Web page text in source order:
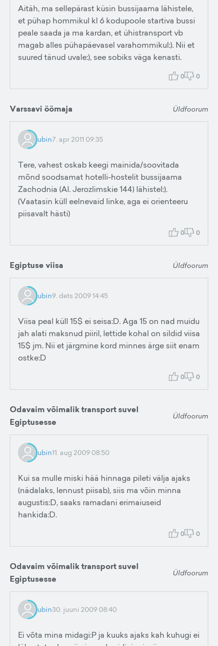
Aitäh, ma sellepärast küsin bussijaama lähistele,
et pühap hommikul kl 6 kodupoole startiva bussi
peale saada ja ma kardan, et ühistransport vb
magab alles pühapäevasel varahommikul:). Nii et
suured tänud uvale:), see sobiks väga kenasti.
0 0
Varssavi öömaja Üldfoorum
ubin7. apr 2011 09:35
Tere, vahest oskab keegi mainida/soovitada
mõnd soodsamat hotelli-hostelit bussijaama
Zachodnia (Al. Jerozlimskie 144) lähistel:).
(Vaatasin küll eelnevaid linke, aga ei orienteeru
piisavalt hästi)
0 0
Egiptuse viisa Üldfoorum
ubin9. dets 2009 14:45
Viisa peal küll 15$ ei seisa:D. Aga 15 on nad muidu
jah alati maksnud piiril, lettide kohal on sildid viisa
15$ jm. Nii et järgmine kord minnes ärge siit enam
ostke:D
0 0
Odavaim võimalik transport suvel
Egiptusesse
Üldfoorum
ubin11. aug 2009 08:50
Kui sa mulle miski hää hinnaga pileti välja ajaks
(nädalaks, lennust piisab), siis ma võin minna
augustis:D, saaks ramadani erimaiuseid
hankida:D.
0 0
Odavaim võimalik transport suvel
Egiptusesse
Üldfoorum
ubin30. juuni 2009 08:40
Ei võta mina midagi:P ja kuuks ajaks kah kuhugi ei